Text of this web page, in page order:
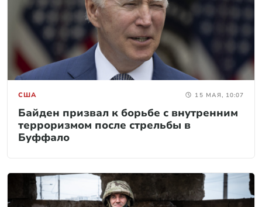
США 15 МАЯ, 10:07
Байден призвал к борьбе с внутренним
терроризмом после стрельбы в
Буффало